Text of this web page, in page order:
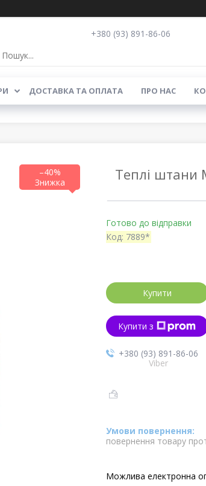
+380 (93) 891-86-06
ДОСТАВКА ТА ОПЛАТА ПРО НАС
–40% Теплі штани
Готово до відправки
Код: 7889*
Купити
Купити з
+380 (93) 891-86-06
Viber
повернення товару